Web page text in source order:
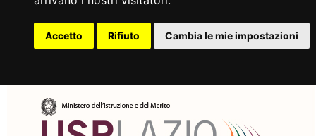
Accetto Rifiuto Cambia le mie impostazioni